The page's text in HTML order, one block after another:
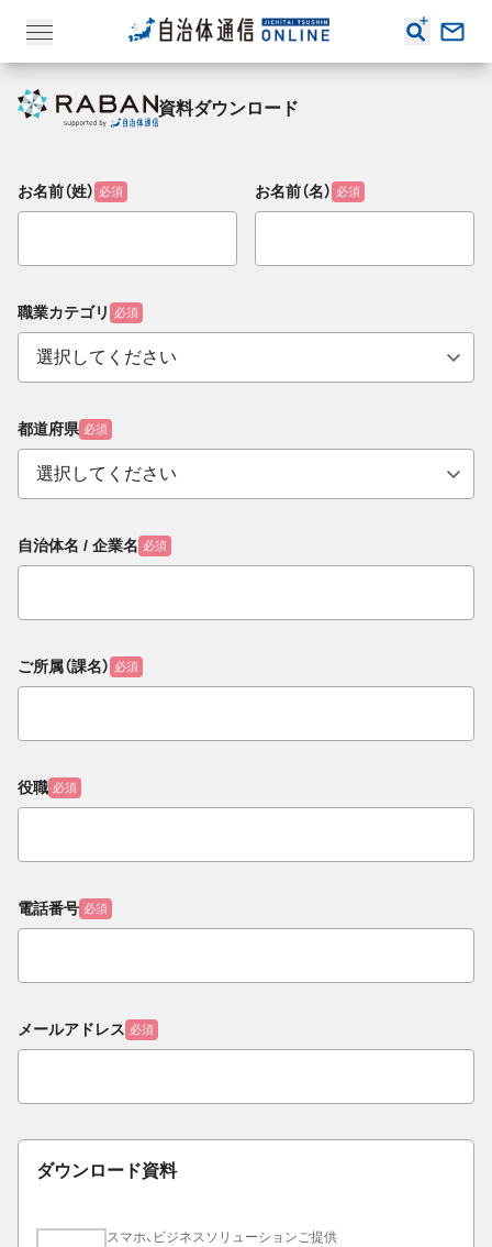
資料ダウンロード
お名前（姓） 必須 お名前（名） 必須
職業カテゴリ 必須
都道府県 必須
自治体名 / 企業名 必須
ご所属（課名） 必須
役職 必須
電話番号 必須
メールアドレス 必須
ダウンロード資料
スマホ、ビジネスソリューションご提供